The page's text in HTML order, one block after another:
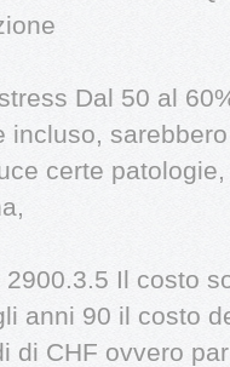
Dal 50 al
incluso,
certe
2900.3.5 Il costo
anni 90 il costo
di CHF ovvero